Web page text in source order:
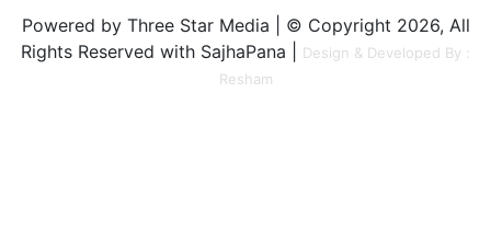
Powered by Three Star Media | © Copyright 2026, All
Rights Reserved with SajhaPana |
Design & Developed By :
Resham